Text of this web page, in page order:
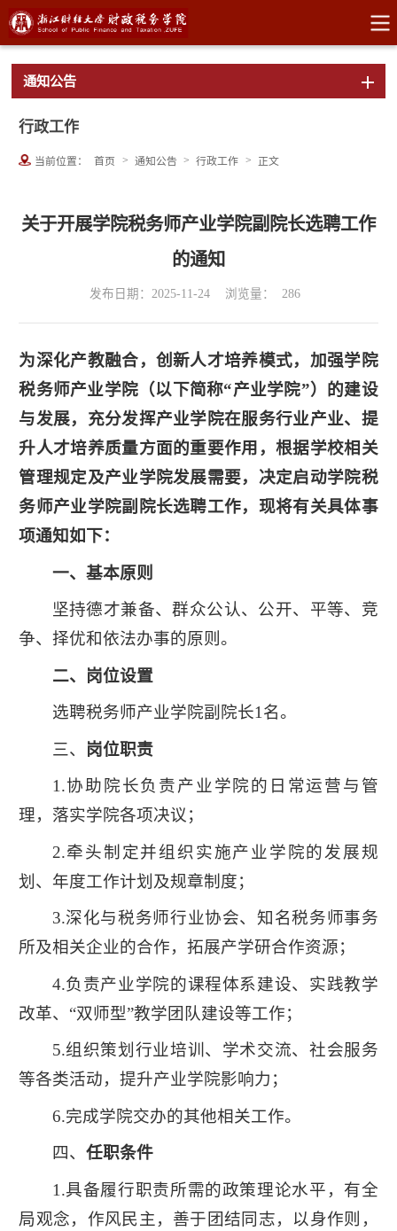
通知公告
行政工作
当前位置： 首页 > 通知公告 > 行政工作 > 正文
关于开展学院税务师产业学院副院长选聘工作
的通知
发布日期：2025-11-24 浏览量： 286
为深化产教融合，创新人才培养模式，加强学院
税务师产业学院（以下简称“产业学院”）的建设
与发展，充分发挥产业学院在服务行业产业、提
升人才培养质量方面的重要作用，根据学校相关
管理规定及产业学院发展需要，决定启动学院税
务师产业学院副院长选聘工作，现将有关具体事
项通知如下：
一、基本原则
坚持德才兼备、群众公认、公开、平等、竞
争、择优和依法办事的原则。
二、岗位设置
选聘税务师产业学院副院长1名。
三、
岗位职责
1.协助院长负责产业学院的日常运营与管
理，落实学院各项决议；
2.牵头制定并组织实施产业学院的发展规
划、年度工作计划及规章制度；
3.深化与税务师行业协会、知名税务师事务
所及相关企业的合作，拓展产学研合作资源；
4.负责产业学院的课程体系建设、实践教学
改革、“双师型”教学团队建设等工作；
5.组织策划行业培训、学术交流、社会服务
等各类活动，提升产业学院影响力；
6.完成学院交办的其他相关工作。
四、 任职条件
1.具备履行职责所需的政策理论水平，有全
局观念，作风民主，善于团结同志，以身作则，